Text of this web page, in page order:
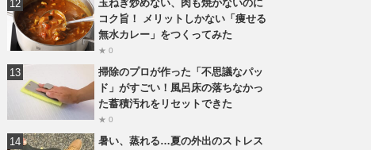
玉ねぎ炒めない、肉も焼かないのに
コク旨！ メリットしかない「痩せる
無水カレー」をつくってみた
★ 0
掃除のプロが作った「不思議なパッ
ド」がすごい！風呂床の落ちなかっ
た蓄積汚れをリセットできた
★ 0
暑い、蒸れる…夏の外出のストレス